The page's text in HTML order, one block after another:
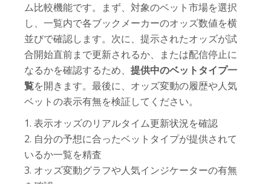
ム比較機能です。まず、対象のベット市場を選択
し、一覧内で各ブックメーカーのオッズ数値を横
並びで確認します。次に、提示されたオッズが試
合開始直前まで更新されるか、または配信停止に
なるかを確認するため、提供中のベットタイプ一
覧を開きます。最後に、オッズ変動の履歴や人気
ベットの表示有無を検証してください。
表示オッズのリアルタイム更新状況を確認
自分の予想に合ったベットタイプが提供されて
いるか一覧を精査
オッズ変動グラフや人気インジケーターの有無